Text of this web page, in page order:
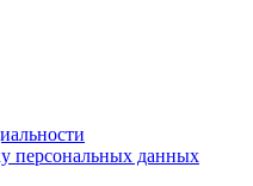
персональных данных